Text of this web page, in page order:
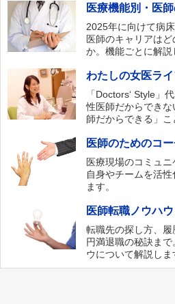
医療機能別・医
2025年に向けて病
医師のキャリアは
か。機能ごとに解説
わたしの女医ラ
「Doctors‘ Style」
性医師だからでき
師だからできる」こ
医師のためのコ
医療現場のコミュ
自身やチームを活
ます。
医師転職ノウハウ
転職先の探し方、履
円満退職の秘訣ま
ウについて解説しま